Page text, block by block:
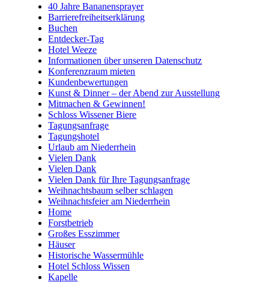
40 Jahre Bananensprayer
Barrierefreiheitserklärung
Buchen
Entdecker-Tag
Hotel Weeze
Informationen über unseren Datenschutz
Konferenzraum mieten
Kundenbewertungen
Kunst & Dinner – der Abend zur Ausstellung
Mitmachen & Gewinnen!
Schloss Wissener Biere
Tagungsanfrage
Tagungshotel
Urlaub am Niederrhein
Vielen Dank
Vielen Dank
Vielen Dank für Ihre Tagungsanfrage
Weihnachtsbaum selber schlagen
Weihnachtsfeier am Niederrhein
Home
Forstbetrieb
Großes Esszimmer
Häuser
Historische Wassermühle
Hotel Schloss Wissen
Kapelle